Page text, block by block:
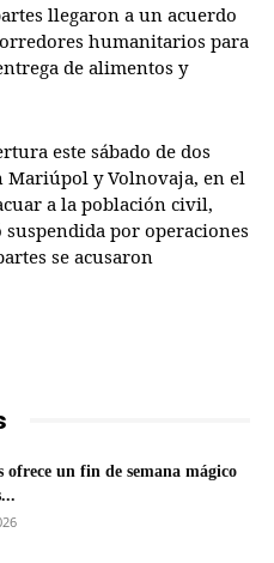
llegaron a un acuerdo
humanitarios para
de alimentos y
este sábado de dos
y Volnovaja, en el
a la población civil,
por operaciones
se acusaron
ofrece un fin de semana mágico